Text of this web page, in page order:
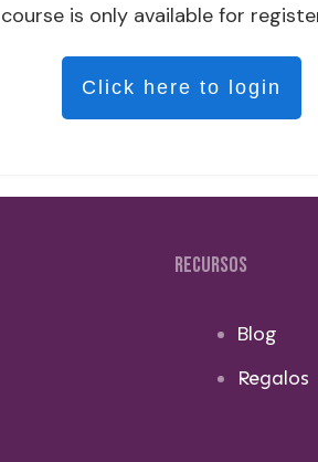
is only available for
Click here to login
RECURSOS
Blog
Regalos